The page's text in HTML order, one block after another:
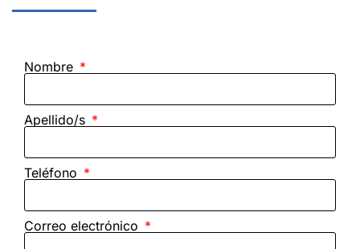
Nombre
Apellido/s
Teléfono
Correo electrónico